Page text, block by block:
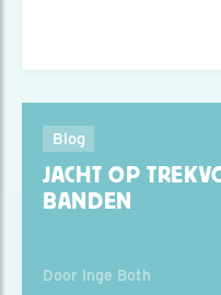
Blog
JACHT OP
BANDEN
Door Inge Both